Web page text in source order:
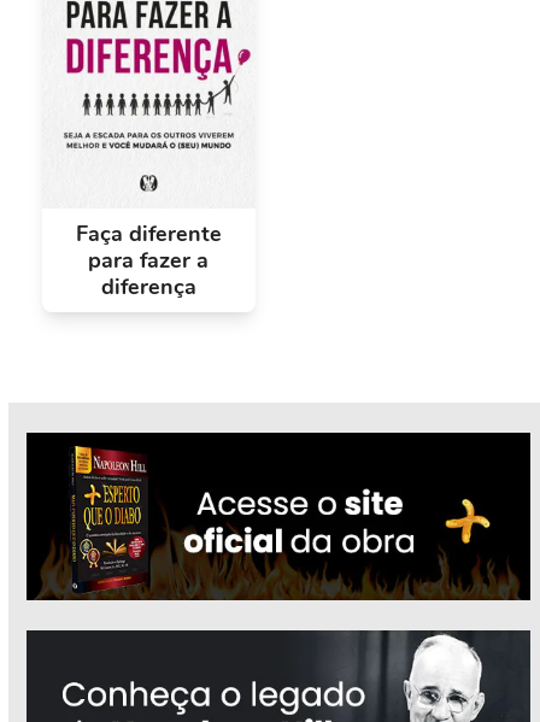
Faça diferente
para fazer a
diferença